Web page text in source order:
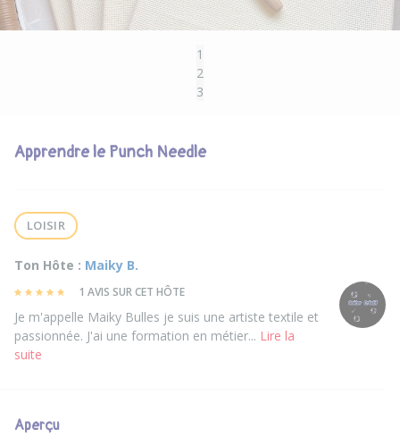
1
2
3
Apprendre le Punch Needle
LOISIR
Ton Hôte : Maiky B.
1 AVIS SUR CET HÔTE
Je m'appelle Maiky Bulles je suis une artiste textile et
passionnée. J'ai une formation en métier... Lire la
suite
Aperçu